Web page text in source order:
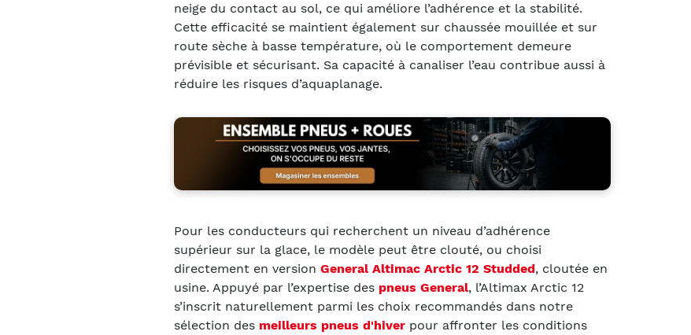
neige du contact au sol, ce qui améliore l’adhérence et la stabilité.
Cette efficacité se maintient également sur chaussée mouillée et sur
route sèche à basse température, où le comportement demeure
prévisible et sécurisant. Sa capacité à canaliser l’eau contribue aussi à
réduire les risques d’aquaplanage.
Pour les conducteurs qui recherchent un niveau d’adhérence
supérieur sur la glace, le modèle peut être clouté, ou choisi
directement en version General Altimac Arctic 12 Studded, cloutée en
usine. Appuyé par l’expertise des pneus General, l’Altimax Arctic 12
s’inscrit naturellement parmi les choix recommandés dans notre
sélection des meilleurs pneus d'hiver pour affronter les conditions